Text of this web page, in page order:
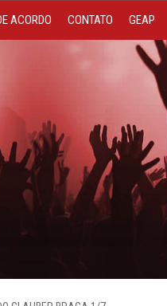
ACORDO CONTATO GEAP